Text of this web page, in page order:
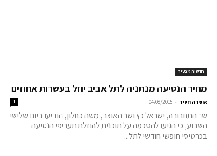
חדשות מהעיר
מחיר הנסיעה מנתניה לתל אביב יוזל בעשרות אחוזים
אופירה חסיד -
04/08/2015
1
שר התחבורה, ישראל כץ ושר האוצר, משה כחלון, הודיעו ביום שלישי
השבוע, כי הגיעו להסכמה על תוכנית להוזלת תעריפי הנסיעה
בכרטיסי חופשי חודשי לתל...